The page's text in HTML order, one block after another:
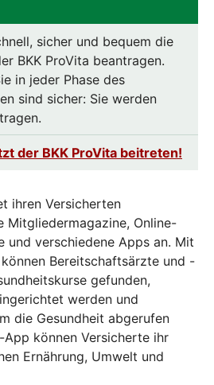
sicher und bequem die
BKK ProVita beantragen.
in jeder Phase des
sind sicher: Sie werden
der BKK ProVita beitreten!
ihren Versicherten
Mitgliedermagazine, Online-
und verschiedene Apps an. Mit
Bereitschaftsärzte und -
gefunden,
werden und
die Gesundheit abgerufen
können Versicherte ihr
Ernährung, Umwelt und